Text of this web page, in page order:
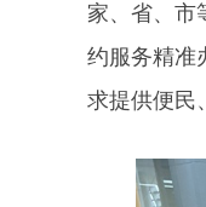
家、省、市
约服务精准
求提供便民